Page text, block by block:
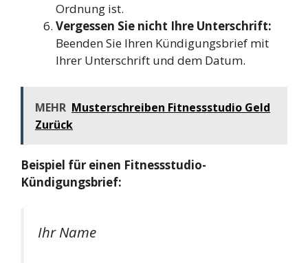
Ordnung ist.
Vergessen Sie nicht Ihre Unterschrift:
Beenden Sie Ihren Kündigungsbrief mit
Ihrer Unterschrift und dem Datum.
MEHR Musterschreiben Fitnessstudio Geld
Zurück
Beispiel für einen Fitnessstudio-
Kündigungsbrief:
Ihr Name